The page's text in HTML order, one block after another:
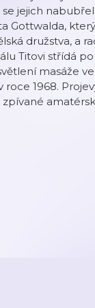
jejich
Gottwalda,
družstva, a
Titovi střídá
masáže
1968.